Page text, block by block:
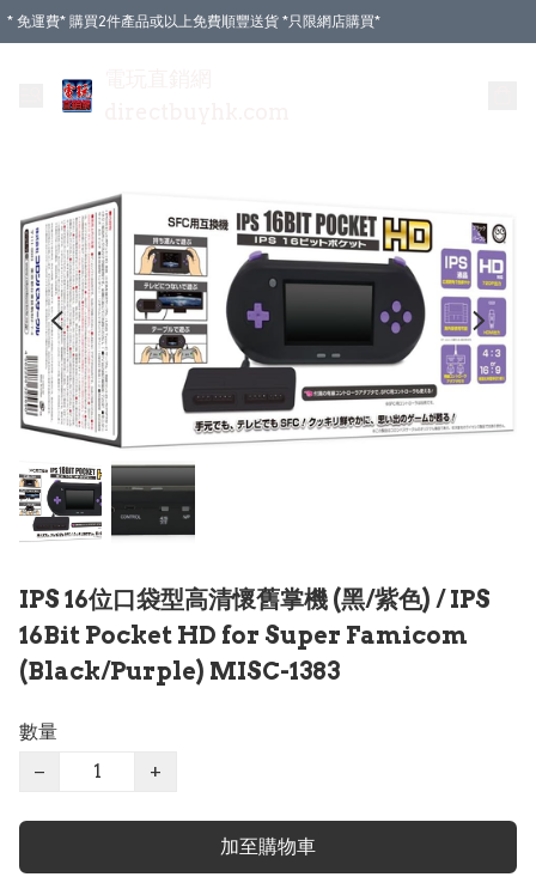
* 免運費* 購買2件產品或以上免費順豐送貨 *只限網店購買*
IPS 16位口袋型高清懷舊掌機 (黑/紫色) / IPS
16Bit Pocket HD for Super Famicom
(Black/Purple) MISC-1383
數量
−
+
加至購物車